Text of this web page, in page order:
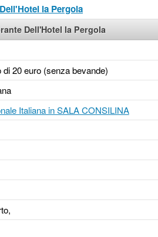
la Pergola
Dell'Hotel la Pergola
20 euro (senza bevande)
Italiana in SALA CONSILINA